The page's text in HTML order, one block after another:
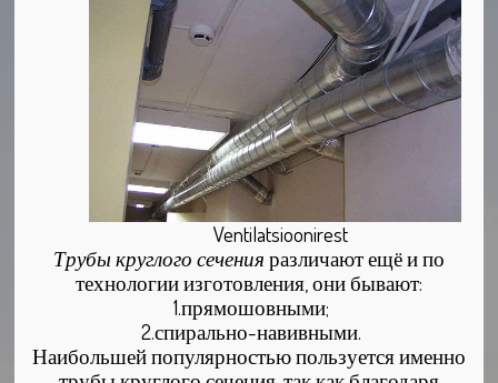
Ventilatsioonirest
Трубы круглого сечения различают ещё и по
технологии изготовления, они бывают:
1.прямошовными;
2.спирально-навивными.
Наибольшей популярностью пользуется именно